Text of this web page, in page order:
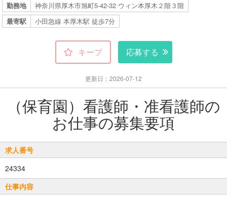
勤務地
神奈川県厚木市旭町5-42-32 ウィン本厚木２階３階
最寄駅
小田急線 本厚木駅 徒歩7分
キープ 応募する
更新日：2026-07-12
（保育園）看護師・准看護師の
お仕事の募集要項
求人番号
24334
仕事内容